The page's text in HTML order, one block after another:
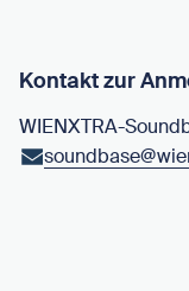
Kontakt zur
WIENXTRA-